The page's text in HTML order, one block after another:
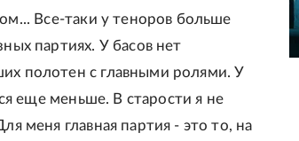
Все-таки у теноров больше
партиях. У басов нет
полотен с главными ролями. У
еще меньше. В старости я не
меня главная партия - это то, на